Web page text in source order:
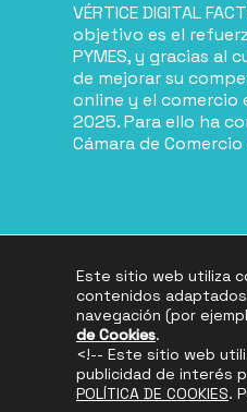
VÉRTICE DIGITAL
objetivo es el
PYMES, y gracias al
de mejorar su
online y el comercio
2025. Para ello ha
Cámara de
©
Este sitio web utiliza
contenidos
navegación (por
de Cookies.
<!-- Este sitio web
publicidad de interés
POLÍTICA DE COOKIES.